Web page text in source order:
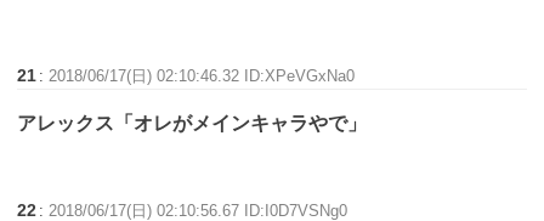
21 : 2018/06/17(日) 02:10:46.32 ID:XPeVGxNa0
アレックス「オレがメインキャラやで」
22 : 2018/06/17(日) 02:10:56.67 ID:I0D7VSNg0